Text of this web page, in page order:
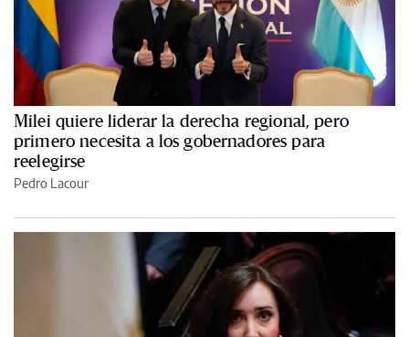
Milei quiere liderar la derecha regional, pero
primero necesita a los gobernadores para
reelegirse
Pedro Lacour